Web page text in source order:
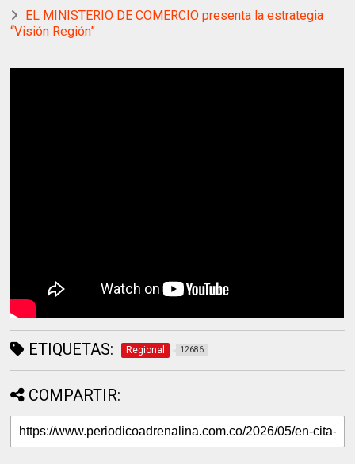
EL MINISTERIO DE COMERCIO presenta la estrategia
“Visión Región”
ETIQUETAS: Regional 12686
COMPARTIR: